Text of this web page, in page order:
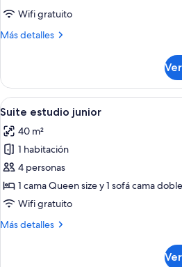
doble
1
Wifi gratuito
Más detalles
Más
doble
básica,
1
doble
Ver
todas
las
fotos
de
Suite
estudio
Una
15
Suite estudio junior
40 m²
1 habitación
4 personas
1 cama Queen size y 1 sofá cama doble
Wifi gratuito
Más detalles
Más